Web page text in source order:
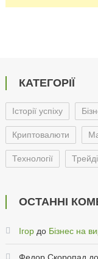
КАТЕГОРІЇ
Історії успіху
Криптовалюти
Технології
ОСТАННІ
Ігордо Бізнес на